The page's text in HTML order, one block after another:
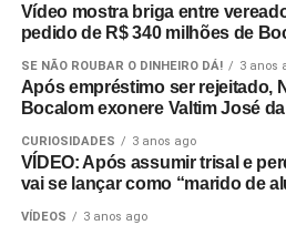
Vídeo mostra briga entre
pedido de R$ 340 milhões de
SE NÃO ROUBAR O DINHEIRO DÁ! 3 anos
Após empréstimo ser rejeitado,
Bocalom exonere Valtim José
CURIOSIDADES 3 anos ago
VÍDEO: Após assumir trisal e
vai se lançar como “marido de
VÍDEOS 3 anos ago